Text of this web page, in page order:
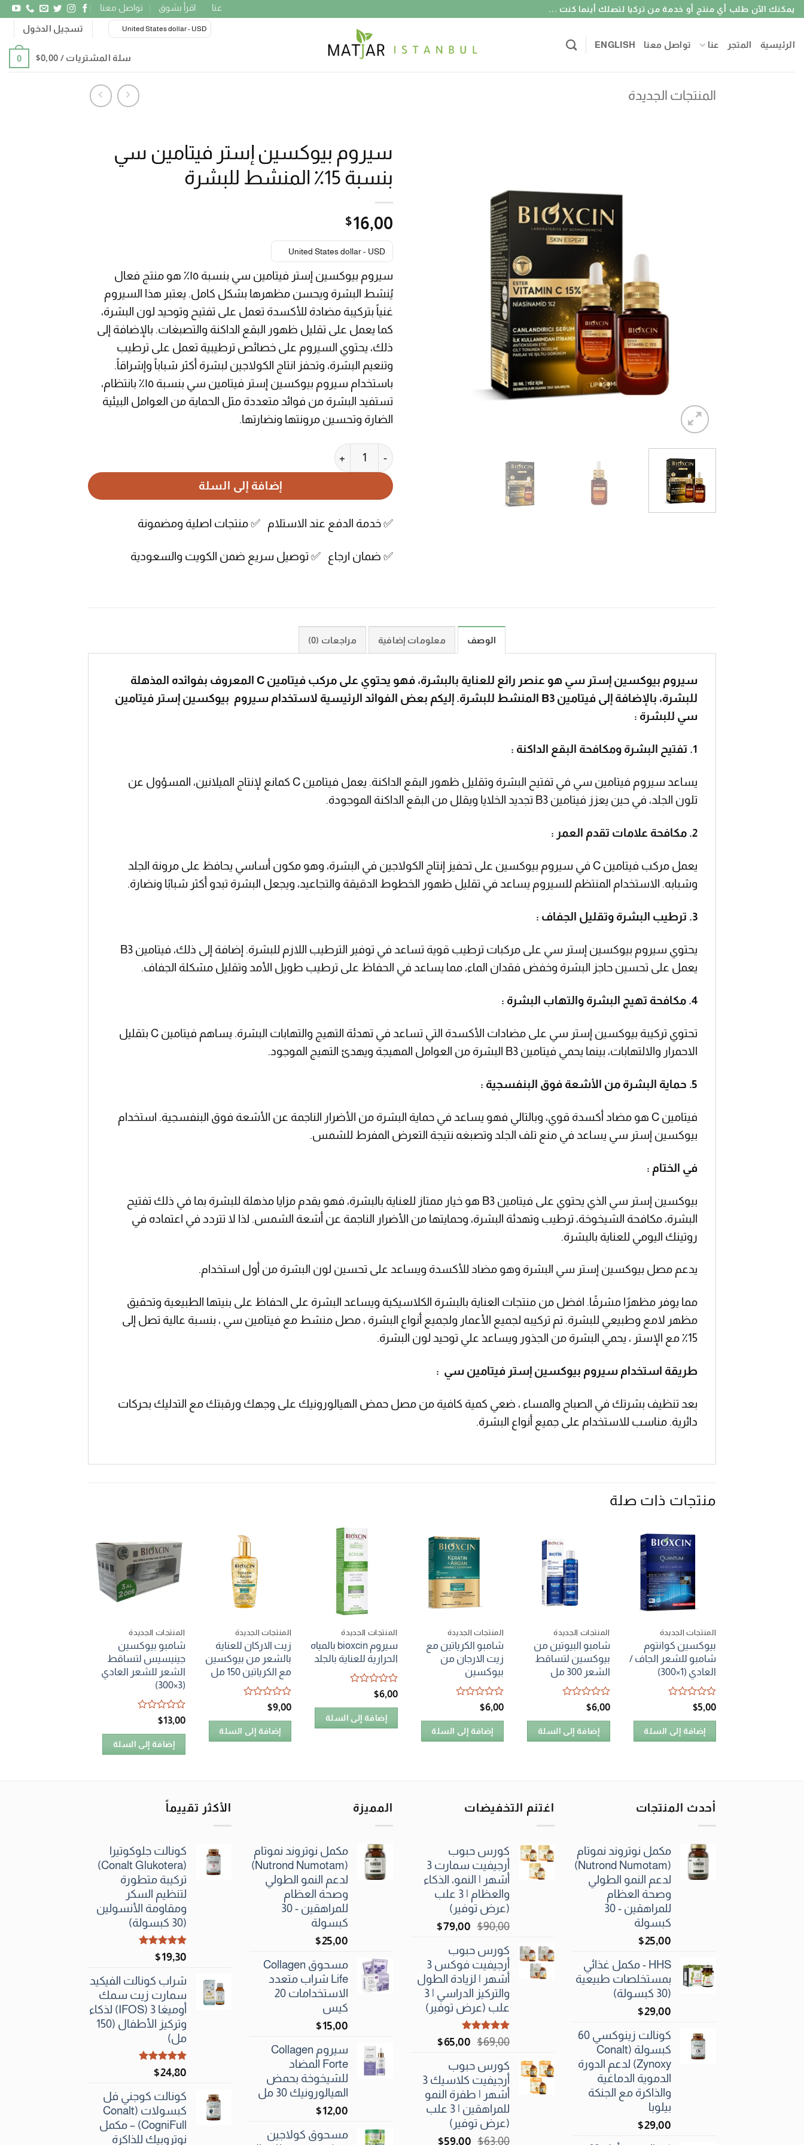
تخطي
يمكنك الآن طلب أي منتج أو خدمة من تركيا لتصلك أينما كنت ... عنا اقرأ بشوق تواصل معنا
الرئيسية المتجر عنا تواصل معنا ENGLISH
United States dollar - USD تسجيل الدخول
سلة المشتريات / $ 0٫00 0
المنتجات الجديدة
سيروم بيوكسين إستر فيتامين سي
بنسبة 15٪ المنشط للبشرة
$ 16٫00
United States dollar - USD
سيروم بيوكسين إستر فيتامين سي بنسبة ١٥٪ هو منتج فعال
يُنشط البشرة ويحسن مظهرها بشكل كامل. يعتبر هذا السيروم
غنياً بتركيبة مضادة للأكسدة تعمل على تفتيح وتوحيد لون البشرة،
كما يعمل على تقليل ظهور البقع الداكنة والتصبغات. بالإضافة إلى
ذلك، يحتوي السيروم على خصائص ترطيبية تعمل على ترطيب
وتنعيم البشرة، وتحفز انتاج الكولاجين لبشرة أكثر شباباً وإشراقاً.
باستخدام سيروم بيوكسين إستر فيتامين سي بنسبة ١٥٪ بانتظام،
تستفيد البشرة من فوائد متعددة مثل الحماية من العوامل البيئية
الضارة وتحسين مرونتها ونضارتها.
كمية سيروم بيوكسين إستر فيتامين سي بنسبة 15٪ المنشط للبشرة
إضافة إلى السلة
✅ خدمة الدفع عند الاستلام ✅ منتجات اصلية ومضمونة
✅ ضمان ارجاع ✅ توصيل سريع ضمن الكويت والسعودية
الوصف معلومات إضافية مراجعات (0)
سيروم بيوكسين إستر سي هو عنصر رائع للعناية بالبشرة، فهو يحتوي على مركب فيتامين C المعروف بفوائده المذهلة
للبشرة، بالإضافة إلى فيتامين B3 المنشط للبشرة. إليكم بعض الفوائد الرئيسية لاستخدام سيروم بيوكسين إستر فيتامين
سي للبشرة :
1. تفتيح البشرة ومكافحة البقع الداكنة :
يساعد سيروم فيتامين سي في تفتيح البشرة وتقليل ظهور البقع الداكنة. يعمل فيتامين C كمانع لإنتاج الميلانين، المسؤول عن
تلون الجلد، في حين يعزز فيتامين B3 تجديد الخلايا ويقلل من البقع الداكنة الموجودة.
2. مكافحة علامات تقدم العمر :
يعمل مركب فيتامين C في سيروم بيوكسين على تحفيز إنتاج الكولاجين في البشرة، وهو مكون أساسي يحافظ على مرونة الجلد
وشبابه. الاستخدام المنتظم للسيروم يساعد في تقليل ظهور الخطوط الدقيقة والتجاعيد، ويجعل البشرة تبدو أكثر شبابًا ونضارة.
3. ترطيب البشرة وتقليل الجفاف :
يحتوي سيروم بيوكسين إستر سي على مركبات ترطيب قوية تساعد في توفير الترطيب اللازم للبشرة. إضافة إلى ذلك، فيتامين B3
يعمل على تحسين حاجز البشرة وخفض فقدان الماء، مما يساعد في الحفاظ على ترطيب طويل الأمد وتقليل مشكلة الجفاف.
4. مكافحة تهيج البشرة والتهاب البشرة :
تحتوي تركيبة بيوكسين إستر سي على مضادات الأكسدة التي تساعد في تهدئة التهيج والتهابات البشرة. يساهم فيتامين C بتقليل
الاحمرار والالتهابات، بينما يحمي فيتامين B3 البشرة من العوامل المهيجة ويهدئ التهيج الموجود.
5. حماية البشرة من الأشعة فوق البنفسجية :
فيتامين C هو مضاد أكسدة قوي، وبالتالي فهو يساعد في حماية البشرة من الأضرار الناجمة عن الأشعة فوق البنفسجية. استخدام
بيوكسين إستر سي يساعد في منع تلف الجلد وتصبغه نتيجة التعرض المفرط للشمس.
في الختام :
بيوكسين إستر سي الذي يحتوي على فيتامين B3 هو خيار ممتاز للعناية بالبشرة، فهو يقدم مزايا مذهلة للبشرة بما في ذلك تفتيح
البشرة، مكافحة الشيخوخة، ترطيب وتهدئة البشرة، وحمايتها من الأضرار الناجمة عن أشعة الشمس. لذا لا تتردد في اعتماده في
روتينك اليومي للعناية بالبشرة.
يدعم مصل بيوكسين إستر سي البشرة وهو مضاد للأكسدة ويساعد على تحسين لون البشرة من أول استخدام.
مما يوفر مظهرًا مشرقًا. افضل من منتجات العناية بالبشرة الكلاسيكية ويساعد البشرة على الحفاظ على بنيتها الطبيعية وتحقيق
مظهر لامع وطبيعي للبشرة. تم تركيبه لجميع الأعمار ولجميع أنواع البشرة ، مصل منشط مع فيتامين سي ، بنسبة عالية تصل إلى
15٪ مع الإستر ، يحمي البشرة من الجذور ويساعد علي توحيد لون البشرة.
طريقة استخدام سيروم بيوكسين إستر فيتامين سي :
بعد تنظيف بشرتك في الصباح والمساء ، ضعي كمية كافية من مصل حمض الهيالورونيك على وجهك ورقبتك مع التدليك بحركات
دائرية. مناسب للاستخدام على جميع أنواع البشرة.
منتجات ذات صلة
المنتجات الجديدة
بيوكسين كوانتوم
شامبو للشعر الجاف /
العادي (1×300)
تم
التقييم
0
من
5
$ 5٫00
إضافة إلى السلة
المنتجات الجديدة
شامبو البيوتين من
بيوكسين لتساقط
الشعر 300 مل
تم
التقييم
0
من
5
$ 6٫00
إضافة إلى السلة
المنتجات الجديدة
شامبو الكرياتين مع
زيت الارجان من
بيوكسين
تم
التقييم
0
من
5
$ 6٫00
إضافة إلى السلة
المنتجات الجديدة
سيروم bioxcin بالمياه
الحرارية للعناية بالجلد
تم
التقييم
0
من
5
$ 6٫00
إضافة إلى السلة
المنتجات الجديدة
زيت الاركان للعناية
بالشعر من بيوكسين
مع الكرياتين 150 مل
تم
التقييم
0
من
5
$ 9٫00
إضافة إلى السلة
المنتجات الجديدة
شامبو بيوكسين
جينيسيس لتساقط
الشعر للشعر العادي
(3×300)
تم
التقييم
0
من
5
$ 13٫00
إضافة إلى السلة
أحدث المنتجات
مكمل نوتروند نموتام
(Nutrond Numotam)
لدعم النمو الطولي
وصحة العظام
للمراهقين - 30
كبسولة
$
25٫00
HHS - مكمل غذائي
بمستخلصات طبيعية
(30 كبسولة)
$
29٫00
كونالت زينوكسي 60
كبسولة (Conalt
Zynoxy) لدعم الدورة
الدموية الدماغية
والذاكرة مع الجنكة
بيلوبا
$
29٫00
اغتنم التخفيضات
كورس حبوب
أرجيفيت سمارت 3
أشهر | النمو، الذكاء
والعظام | 3 علب
(عرض توفير)
$
90٫00
السعر
هو:
$90٫00.
$ 79٫00
السعر
$79٫00.
كورس حبوب
أرجيفيت فوكس 3
أشهر | لزيادة الطول
والتركيز الدراسي | 3
علب (عرض توفير)
تم التقييم
5.00من 5
$ 69٫00
السعر
هو:
$69٫00.
$ 65٫00
السعر
$65٫00.
كورس حبوب
أرجيفيت كلاسيك 3
أشهر | طفرة النمو
للمراهقين | 3 علب
(عرض توفير)
$
63٫00 السعر$ 59٫00 السعر
المميزة
مكمل نوتروند نموتام
(Nutrond Numotam)
لدعم النمو الطولي
وصحة العظام
للمراهقين - 30
كبسولة
$
25٫00
مسحوق Collagen
Life شراب متعدد
الاستخدامات 20
كيس
$
15٫00
سيروم Collagen
Forte المضاد
للشيخوخة بحمض
الهيالورونيك 30 مل
$
12٫00
مسحوق كولاجين
الأكثر تقييماً
كونالت جلوكوتيرا
(Conalt Glukotera)
تركيبة متطورة
لتنظيم السكر
ومقاومة الأنسولين
(30 كبسولة)
تم التقييم
5.00من 5
$
19٫30
شراب كونالت الفيكيد
سمارت زيت سمك
أوميغا 3 (IFOS) لذكاء
وتركيز الأطفال (150
مل)
تم التقييم
5.00من 5
$
24٫80
كونالت كوجني فل
كبسولات (Conalt
CogniFull) – مكمل
نوتروبيك للذاكرة